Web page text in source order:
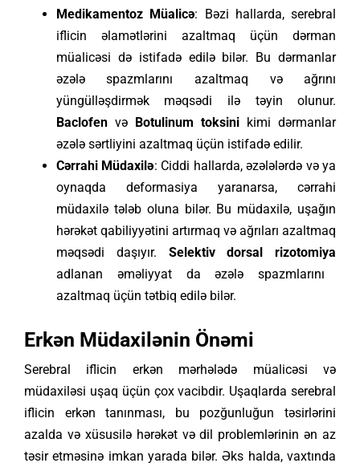
Medikamentoz Müalicə: Bəzi hallarda, serebral
iflicin əlamətlərini azaltmaq üçün dərman
müalicəsi də istifadə edilə bilər. Bu dərmanlar
əzələ spazmlarını azaltmaq və ağrını
yüngülləşdirmək məqsədi ilə təyin olunur.
Baclofenvə Botulinum toksini kimi dərmanlar
əzələ sərtliyini azaltmaq üçün istifadə edilir.
Cərrahi Müdaxilə: Ciddi hallarda, əzələlərdə və ya
oynaqda deformasiya yaranarsa, cərrahi
müdaxilə tələb oluna bilər. Bu müdaxilə, uşağın
hərəkət qabiliyyətini artırmaq və ağrıları azaltmaq
məqsədi daşıyır. Selektiv dorsal rizotomiya
adlanan əməliyyat da əzələ spazmlarını
azaltmaq üçün tətbiq edilə bilər.
Erkən Müdaxilənin Önəmi
Serebral iflicin erkən mərhələdə müalicəsi və
müdaxiləsi uşaq üçün çox vacibdir. Uşaqlarda serebral
iflicin erkən tanınması, bu pozğunluğun təsirlərini
azalda və xüsusilə hərəkət və dil problemlərinin ən az
təsir etməsinə imkan yarada bilər. Əks halda, vaxtında